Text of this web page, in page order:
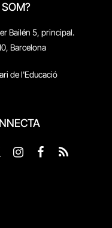
Bailén 5, principal.
Barcelona
de l'Educació
Instagram
Facebook
RSS